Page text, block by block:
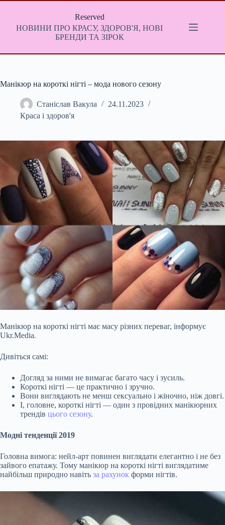
Перейти
Reserved
НОВИНИ ПРО КРАСУ, ЗДОРОВ'Я, НОВІ
БРЕНДИ ТА ЗІРОК
Манікюр на короткі нігті – мода нового сезону
Станіслав Вакула
24.11.2023
Краса і здоров'я
Манікюр на короткі нігті має масу різних переваг, інформує
Ukr.Media.
Дивіться самі:
Догляд за ними не вимагає багато часу і зусиль.
Короткі нігті — це практично і зручно.
Вони виглядають не менш сексуально і жіночно, ніж довгі.
І, головне, короткі нігті — один з провідних манікюрних
трендів цього сезону.
Модні тенденції 2019
Головна вимога: нейл-арт повинен виглядати елегантно і не без
зайвого епатажу. Тому манікюр на короткі нігті виглядатиме
найбільш природно навіть за рахунок форми нігтів.